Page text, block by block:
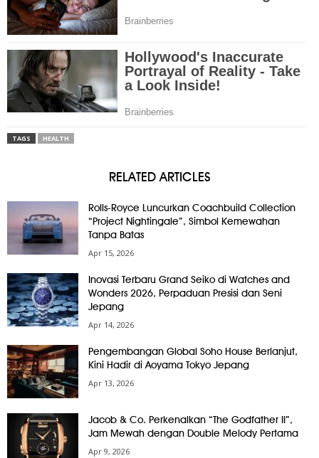
TAGS HEALTH
RELATED ARTICLES
Rolls-Royce Luncurkan Coachbuild Collection
“Project Nightingale”, Simbol Kemewahan
Tanpa Batas
Apr 15, 2026
Inovasi Terbaru Grand Seiko di Watches and
Wonders 2026, Perpaduan Presisi dan Seni
Jepang
Apr 14, 2026
Pengembangan Global Soho House Berlanjut,
Kini Hadir di Aoyama Tokyo Jepang
Apr 13, 2026
Jacob & Co. Perkenalkan “The Godfather II”,
Jam Mewah dengan Double Melody Pertama
Apr 9, 2026